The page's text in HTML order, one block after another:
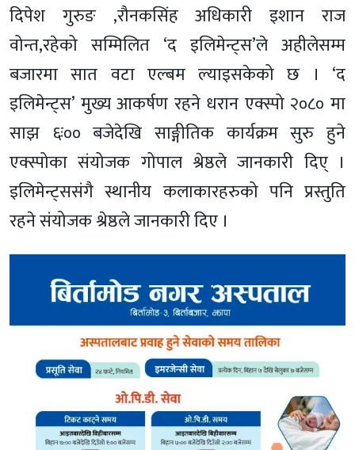
दिपेश गुरुङ ,रौनकसिंह अधिकारी इशान राज
वोन्त,रहेको सम्मिलित ‘द इलिमेन्ट्स’ले अहीलेसम्म
बजारमा सात वटा एल्बम ल्याइसकेको छ । ‘द
इलिमेन्ट्स’ मुख्य आकर्षण रहने धरान एक्स्पो २०८० मा
साझ ६ः०० बजेदेखि साङ्गीतिक कार्यक्रम सुरु हुने
एक्स्पोका संयोजक गोपाल श्रेष्ठले जानकारी दिए् ।
इलिमेन्ट्ससंगै स्थानीय कलाकारहरुको पनि प्रस्तुति
रहने संयोजक श्रेष्ठले जानकारी दिए ।